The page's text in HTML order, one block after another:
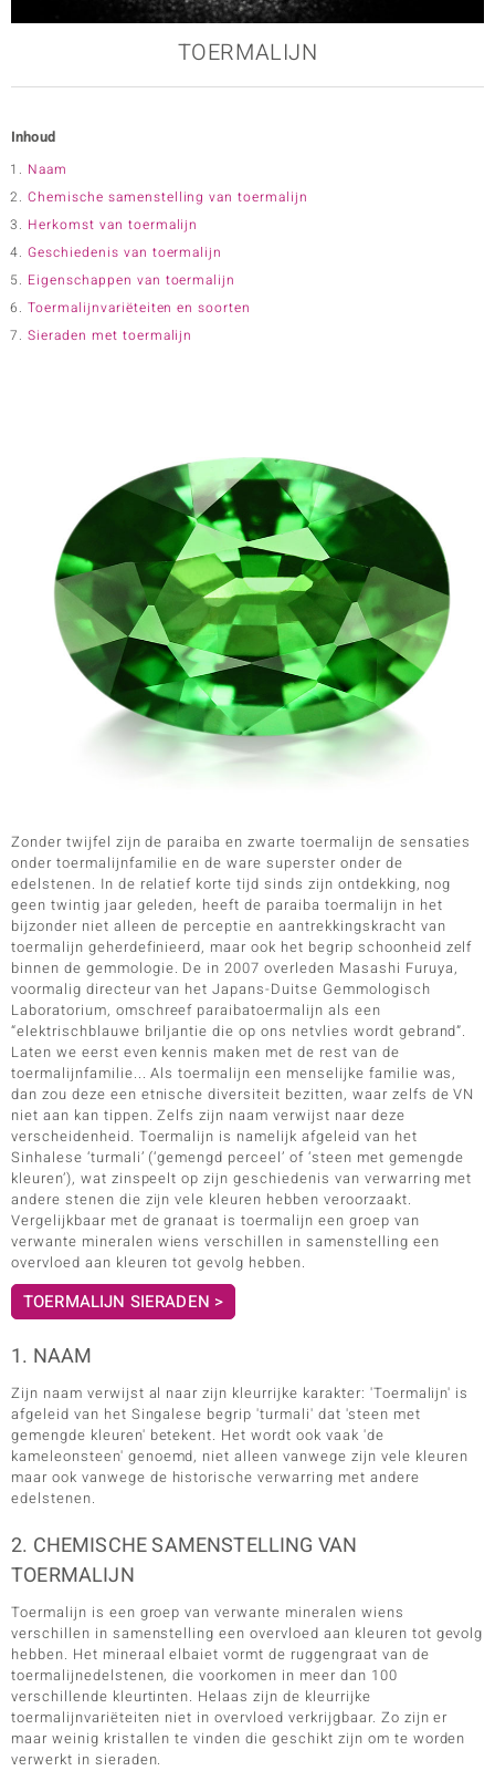
TOERMALIJN
Inhoud
Naam
Chemische samenstelling van toermalijn
Herkomst van toermalijn
Geschiedenis van toermalijn
Eigenschappen van toermalijn
Toermalijnvariëteiten en soorten
Sieraden met toermalijn
Zonder twijfel zijn de paraiba en zwarte toermalijn de sensaties
onder toermalijnfamilie en de ware superster onder de
edelstenen. In de relatief korte tijd sinds zijn ontdekking, nog
geen twintig jaar geleden, heeft de paraiba toermalijn in het
bijzonder niet alleen de perceptie en aantrekkingskracht van
toermalijn geherdefinieerd, maar ook het begrip schoonheid zelf
binnen de gemmologie. De in 2007 overleden Masashi Furuya,
voormalig directeur van het Japans-Duitse Gemmologisch
Laboratorium, omschreef paraibatoermalijn als een
“elektrischblauwe briljantie die op ons netvlies wordt gebrand”.
Laten we eerst even kennis maken met de rest van de
toermalijnfamilie... Als toermalijn een menselijke familie was,
dan zou deze een etnische diversiteit bezitten, waar zelfs de VN
niet aan kan tippen. Zelfs zijn naam verwijst naar deze
verscheidenheid. Toermalijn is namelijk afgeleid van het
Sinhalese ‘turmali’ (‘gemengd perceel’ of ‘steen met gemengde
kleuren’), wat zinspeelt op zijn geschiedenis van verwarring met
andere stenen die zijn vele kleuren hebben veroorzaakt.
Vergelijkbaar met de granaat is toermalijn een groep van
verwante mineralen wiens verschillen in samenstelling een
overvloed aan kleuren tot gevolg hebben.
TOERMALIJN SIERADEN >
1. NAAM
Zijn naam verwijst al naar zijn kleurrijke karakter: 'Toermalijn' is
afgeleid van het Singalese begrip 'turmali' dat 'steen met
gemengde kleuren' betekent. Het wordt ook vaak 'de
kameleonsteen' genoemd, niet alleen vanwege zijn vele kleuren
maar ook vanwege de historische verwarring met andere
edelstenen.
2. CHEMISCHE SAMENSTELLING VAN
TOERMALIJN
Toermalijn is een groep van verwante mineralen wiens
verschillen in samenstelling een overvloed aan kleuren tot gevolg
hebben. Het mineraal elbaiet vormt de ruggengraat van de
toermalijnedelstenen, die voorkomen in meer dan 100
verschillende kleurtinten. Helaas zijn de kleurrijke
toermalijnvariëteiten niet in overvloed verkrijgbaar. Zo zijn er
maar weinig kristallen te vinden die geschikt zijn om te worden
verwerkt in sieraden.